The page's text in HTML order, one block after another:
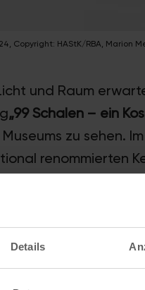
Details
Copyright: HAStK/RBA, Marion
und Raum
„99 Schalen – ein
zu sehen.
renommierten
entschleunigter
einlädt.
und